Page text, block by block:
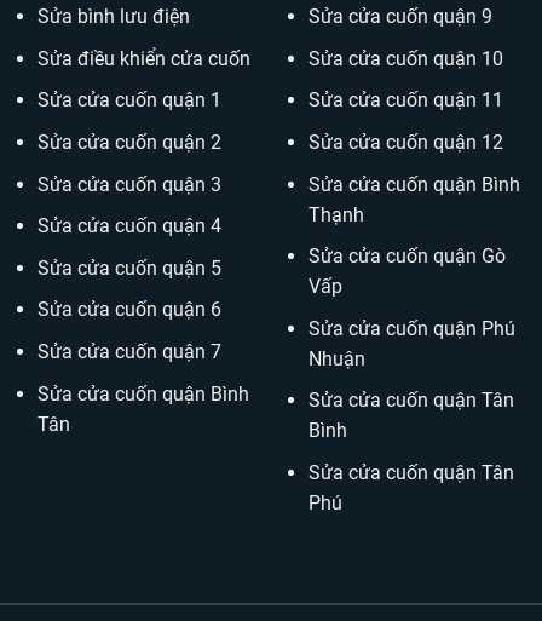
Sửa bình lưu điện
Sửa điều khiển cửa cuốn
Sửa cửa cuốn quận 1
Sửa cửa cuốn quận 2
Sửa cửa cuốn quận 3
Sửa cửa cuốn quận 4
Sửa cửa cuốn quận 5
Sửa cửa cuốn quận 6
Sửa cửa cuốn quận 7
Sửa cửa cuốn quận Bình
Tân
Sửa cửa cuốn quận 9
Sửa cửa cuốn quận 10
Sửa cửa cuốn quận 11
Sửa cửa cuốn quận 12
Sửa cửa cuốn quận Bình
Thạnh
Sửa cửa cuốn quận Gò
Vấp
Sửa cửa cuốn quận Phú
Nhuận
Sửa cửa cuốn quận Tân
Bình
Sửa cửa cuốn quận Tân
Phú